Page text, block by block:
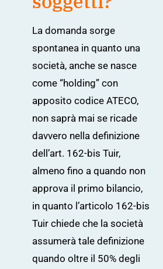
La domanda sorge
spontanea in quanto una
società, anche se nasce
come “holding” con
apposito codice ATECO,
non saprà mai se ricade
davvero nella definizione
dell’art. 162-bis Tuir,
almeno fino a quando non
approva il primo bilancio,
in quanto l’articolo 162-bis
Tuir chiede che la società
assumerà tale definizione
quando oltre il 50% degli